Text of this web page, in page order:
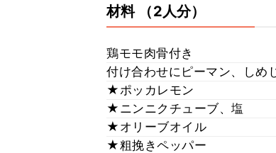
材料 （2人分）
鶏モモ肉骨付き
付け合わせにピーマン、しめ
★ポッカレモン
★ニンニクチューブ、塩
★オリーブオイル
★粗挽きペッパー